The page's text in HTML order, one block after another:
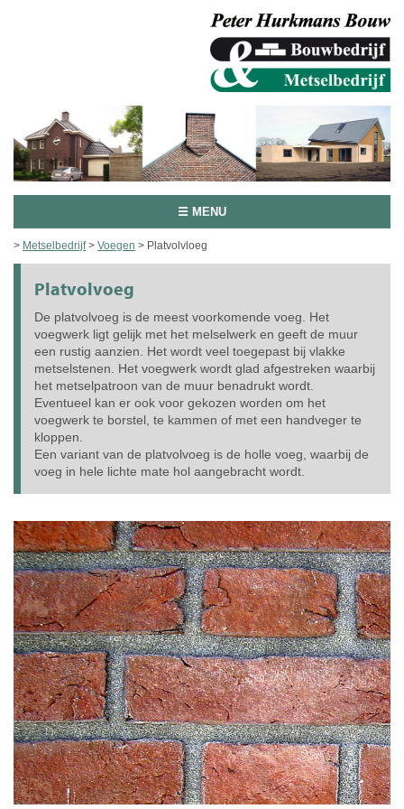
☰ MENU
> Metselbedrijf> Voegen > Platvolvloeg
Platvolvoeg
De platvolvoeg is de meest voorkomende voeg. Het
voegwerk ligt gelijk met het melselwerk en geeft de muur
een rustig aanzien. Het wordt veel toegepast bij vlakke
metselstenen. Het voegwerk wordt glad afgestreken waarbij
het metselpatroon van de muur benadrukt wordt.
Eventueel kan er ook voor gekozen worden om het
voegwerk te borstel, te kammen of met een handveger te
kloppen.
Een variant van de platvolvoeg is de holle voeg, waarbij de
voeg in hele lichte mate hol aangebracht wordt.